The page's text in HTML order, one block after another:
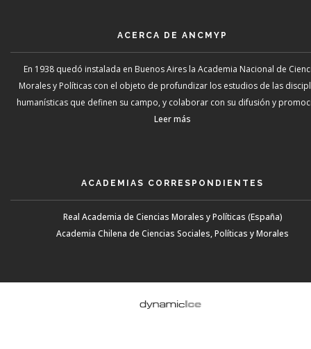
ACERCA DE ANCMYP
En 1938 quedó instalada en Buenos Aires la Academia Nacional de
Morales y Políticas con el objeto de profundizar los estudios de las
humanísticas que definen su campo, y colaborar con su difusión y
Leer más
ACADEMIAS CORRESPONDIENTES
Real Academia de Ciencias Morales y Políticas (España)
Academia Chilena de Ciencias Sociales, Políticas y Morales